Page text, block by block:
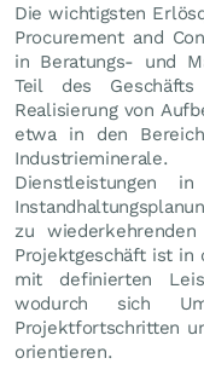
Die wichtigsten
Procurement and
in Beratungs- und
Teil des
Realisierung von
etwa in den
Dienstleistungen
zu
Projektgeschäft ist
mit definierten
wodurch sich
Projektfortschritten
orientieren.